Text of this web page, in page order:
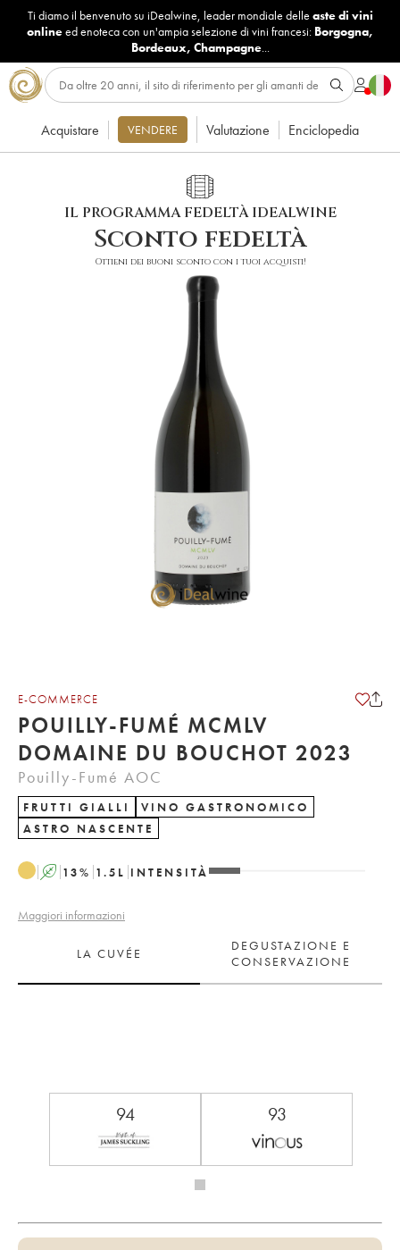
Ti diamo il benvenuto su iDealwine, leader mondiale delle aste di vini
onlineed enoteca con un'ampia selezione di vini francesi: Borgogna,
Bordeaux, Champagne...
Acquistare VENDERE Valutazione Enciclopedia
IL PROGRAMMA FEDELTÀ IDEALWINE
Sconto fedeltà
Ottieni dei buoni sconto con i tuoi acquisti!
E-COMMERCE
POUILLY-FUMÉ MCMLV
DOMAINE DU BOUCHOT 2023
Pouilly-Fumé AOC
FRUTTI GIALLI
VINO GASTRONOMICO
ASTRO NASCENTE
A 13% 1.5 L INTENSITÀ
Maggiori informazioni
LA CUVÉE
DEGUSTAZIONE E
CONSERVAZIONE
94 93